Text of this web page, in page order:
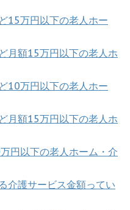
15万円以下の老人ホー
月額15万円以下の老人ホ
10万円以下の老人ホー
月額15万円以下の老人ホ
円以下の老人ホーム・介
介護サービス金額ってい